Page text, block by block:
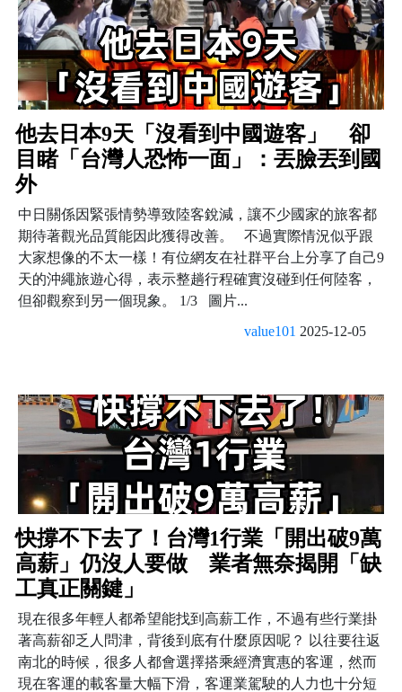
他去日本9天「沒看到中國遊客」 卻
目睹「台灣人恐怖一面」：丟臉丟到國
外
中日關係因緊張情勢導致陸客銳減，讓不少國家的旅客都
期待著觀光品質能因此獲得改善。 不過實際情況似乎跟
大家想像的不太一樣！有位網友在社群平台上分享了自己9
天的沖繩旅遊心得，表示整趟行程確實沒碰到任何陸客，
但卻觀察到另一個現象。 1/3 圖片...
value101 2025-12-05
快撐不下去了！台灣1行業「開出破9萬
高薪」仍沒人要做 業者無奈揭開「缺
工真正關鍵」
現在很多年輕人都希望能找到高薪工作，不過有些行業掛
著高薪卻乏人問津，背後到底有什麼原因呢？ 以往要往返
南北的時候，很多人都會選擇搭乘經濟實惠的客運，然而
現在客運的載客量大幅下滑，客運業駕駛的人力也十分短